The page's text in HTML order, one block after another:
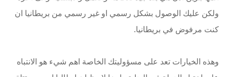
ولكن عليك الوصول بشكل رسمي او غير رسمي من بريطانيا ان
كنت مرفوض في بريطانيا.
وهذه الخيارات تعد على مسؤوليتك الخاصة اهم شيء هو الانتباه